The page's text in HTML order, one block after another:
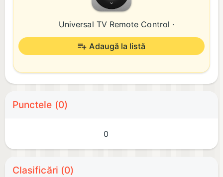
Universal TV Remote Control ·
Adaugă la listă
Punctele (0)
0
Clasificări (0)